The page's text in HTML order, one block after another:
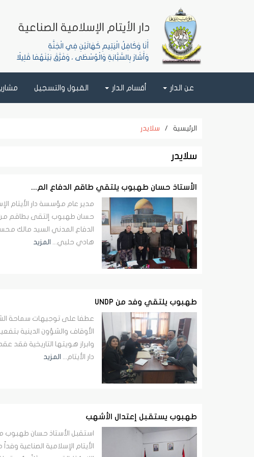
عن الدار أقسام الدار القبول والتسجيل
الرئيسية / سلايدر
سلايدر
الأستاذ حسان طهبوب يلتقي طاقم الدفاع الم...
مدير عام مؤسسة دار الأيتام
حسان طهبوب إلتقى بطاقم من
الدفاع المدني السيد مالك
هادي حلبي... المزيد
طهبوب يلتقي وفد من UNDP
عطفا على توجيهات سماحة
الأوقاف والشؤون الدينية
وابراز هويتها التاريخية فقد
دار الأيتام... المزيد
طهبوب يستقبل إعتدال الأشهب
استقبل الأستاذ حسان طهبوب
الأيتام الإسلامية الصناعية